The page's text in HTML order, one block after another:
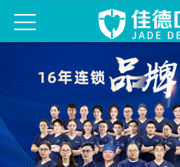
佳德简介 医生团队
媒体报道 精彩互动
牙齿修复 口腔疾病
口腔预防 视频中心